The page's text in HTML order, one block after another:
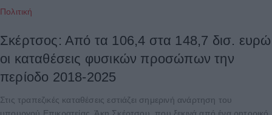
Πολιτική
Σκέρτσος: Από τα 106,4 στα 148,7 δισ. ευρώ
οι καταθέσεις φυσικών προσώπων την
περίοδο 2018-2025
Στις τραπεζικές καταθέσεις εστιάζει σημερινή ανάρτηση του